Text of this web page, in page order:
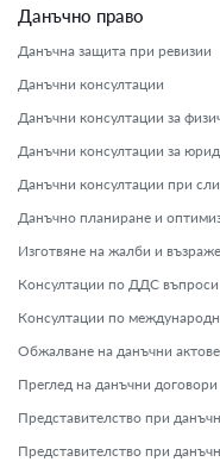
Данъчно право
Данъчна защита при ревизии
Данъчни консултации
Данъчни консултации за
Данъчни консултации за
Данъчни консултации при
Данъчно планиране и
Изготвяне на жалби и
Консултации по ДДС въпроси
Консултации по
Обжалване на данъчни актове
Преглед на данъчни договори
Представителство при
Представителство при